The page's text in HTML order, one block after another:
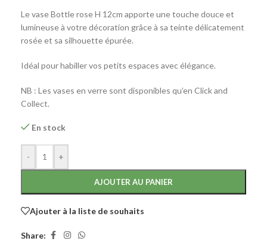
Le vase Bottle rose H 12cm apporte une touche douce et
lumineuse à votre décoration grâce à sa teinte délicatement
rosée et sa silhouette épurée.
Idéal pour habiller vos petits espaces avec élégance.
NB : Les vases en verre sont disponibles qu’en Click and
Collect.
En stock
- +
AJOUTER AU PANIER
Ajouter à la liste de souhaits
Share: